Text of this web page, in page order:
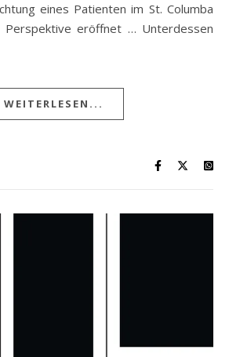
eines Patienten im St. Columba
Perspektive eröffnet … Unterdessen
WEITERLESEN...